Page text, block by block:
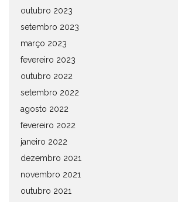
outubro 2023
setembro 2023
março 2023
fevereiro 2023
outubro 2022
setembro 2022
agosto 2022
fevereiro 2022
janeiro 2022
dezembro 2021
novembro 2021
outubro 2021